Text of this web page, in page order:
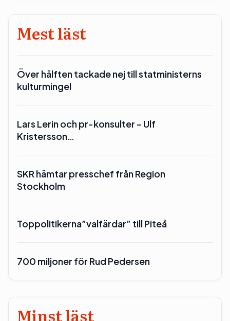
Mest läst
Över hälften tackade nej till statministerns
kulturmingel
Lars Lerin och pr-konsulter – Ulf
Kristersson…
SKR hämtar presschef från Region
Stockholm
Toppolitikerna”valfärdar” till Piteå
700 miljoner för Rud Pedersen
Minst läst